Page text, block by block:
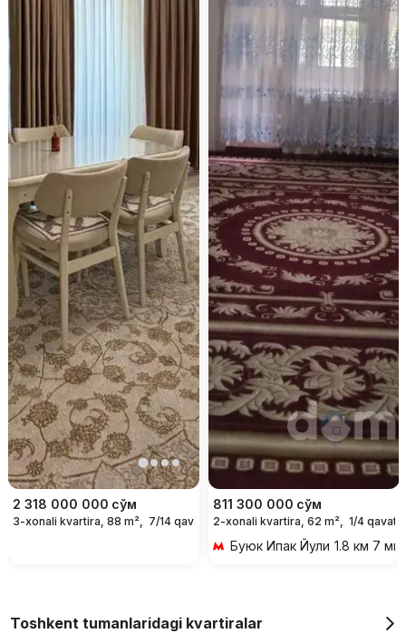
2 318 000 000 сўм
3-xonali kvartira, 88 m², 7/14 qavat
811 300 000 сўм
2-xonali kvartira, 62 m², 1/4 qavat
Буюк Ипак Йули 1.8 км 7
Toshkent tumanlaridagi kvartiralar